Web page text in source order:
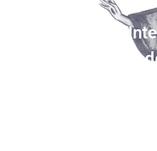
Eine pastorale
(Neu)Entdeckung